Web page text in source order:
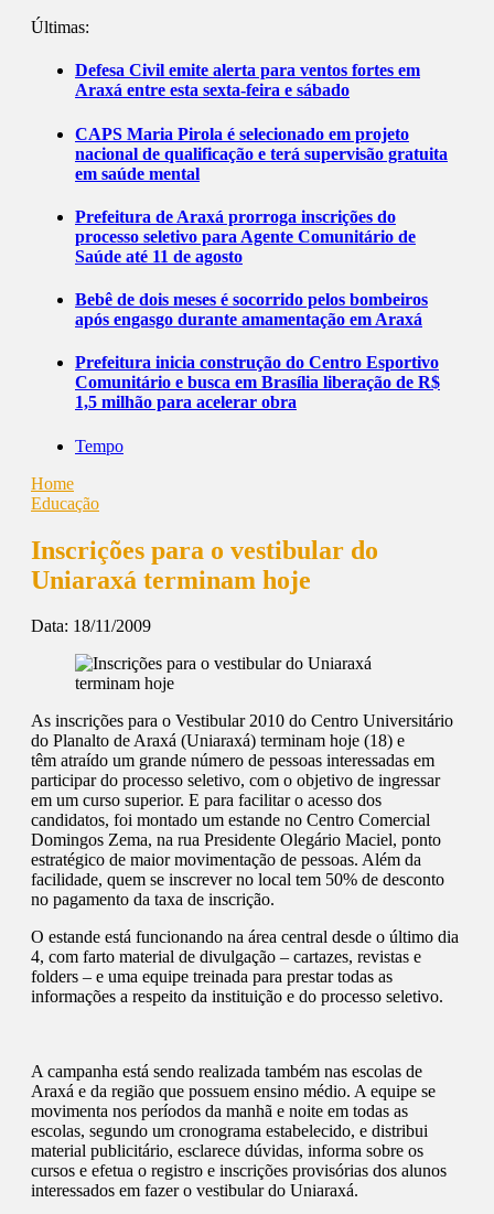
Últimas:
Defesa Civil emite alerta para ventos fortes em
Araxá entre esta sexta-feira e sábado
CAPS Maria Pirola é selecionado em projeto
nacional de qualificação e terá supervisão gratuita
em saúde mental
Prefeitura de Araxá prorroga inscrições do
processo seletivo para Agente Comunitário de
Saúde até 11 de agosto
Bebê de dois meses é socorrido pelos bombeiros
após engasgo durante amamentação em Araxá
Prefeitura inicia construção do Centro Esportivo
Comunitário e busca em Brasília liberação de R$
1,5 milhão para acelerar obra
Tempo
Home
Educação
Inscrições para o vestibular do
Uniaraxá terminam hoje
Data: 18/11/2009
As inscrições para o Vestibular 2010 do Centro Universitário
do Planalto de Araxá (Uniaraxá) terminam hoje (18) e
têm atraído um grande número de pessoas interessadas em
participar do processo seletivo, com o objetivo de ingressar
em um curso superior. E para facilitar o acesso dos
candidatos, foi montado um estande no Centro Comercial
Domingos Zema, na rua Presidente Olegário Maciel, ponto
estratégico de maior movimentação de pessoas. Além da
facilidade, quem se inscrever no local tem 50% de desconto
no pagamento da taxa de inscrição.
O estande está funcionando na área central desde o último dia
4, com farto material de divulgação – cartazes, revistas e
folders – e uma equipe treinada para prestar todas as
informações a respeito da instituição e do processo seletivo.
A campanha está sendo realizada também nas escolas de
Araxá e da região que possuem ensino médio. A equipe se
movimenta nos períodos da manhã e noite em todas as
escolas, segundo um cronograma estabelecido, e distribui
material publicitário, esclarece dúvidas, informa sobre os
cursos e efetua o registro e inscrições provisórias dos alunos
interessados em fazer o vestibular do Uniaraxá.